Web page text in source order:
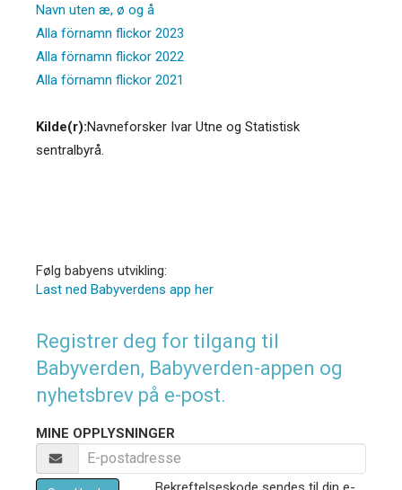
Navn uten æ, ø og å
Alla förnamn flickor 2023
Alla förnamn flickor 2022
Alla förnamn flickor 2021
Kilde(r):Navneforsker Ivar Utne og Statistisk
sentralbyrå.
Følg babyens utvikling:
Last ned Babyverdens app her
Registrer deg for tilgang til
Babyverden, Babyverden-appen og
nyhetsbrev på e-post.
MINE OPPLYSNINGER